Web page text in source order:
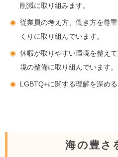
削減に取り組みます。
従業員の考え方、働き方を尊
くりに取り組んでいます。
休暇が取りやすい環境を整え
境の整備に取り組んでいます。
LGBTQ+に関する理解を深め
海の豊さ